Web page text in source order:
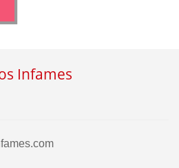
Infames